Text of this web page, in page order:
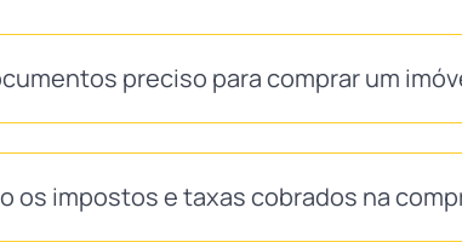
preciso para comprar um
os impostos e taxas cobrados na